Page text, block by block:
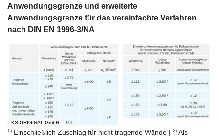
Anwendungsgrenze und erweiterte
Anwendungsgrenze für das vereinfachte Verfahren
nach DIN EN 1996-3/NA
KS-ORIGINAL GmbH
1) Einschließlich Zuschlag für nicht tragende Wände | 2) Als